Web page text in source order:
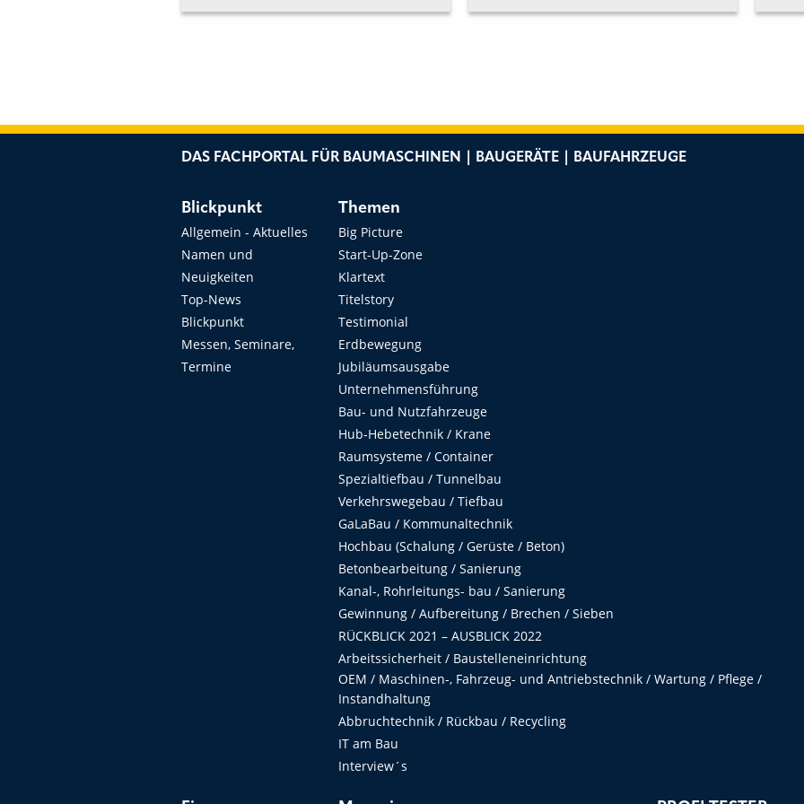
NEUEN HÄNDLER IN
DAS FACHPORTAL FÜR BAUMASCHINEN | BAUGERÄTE | BAUFAHRZEUGE
Blickpunkt
Allgemein - Aktuelles
Namen und
Neuigkeiten
Top-News
Blickpunkt
Messen, Seminare,
Termine
Themen
Big Picture
Start-Up-Zone
Klartext
Titelstory
Testimonial
Erdbewegung
Jubiläumsausgabe
Unternehmensführung
Bau- und Nutzfahrzeuge
Hub-Hebetechnik / Krane
Raumsysteme / Container
Spezialtiefbau / Tunnelbau
Verkehrswegebau / Tiefbau
GaLaBau / Kommunaltechnik
Hochbau (Schalung / Gerüste / Beton)
Betonbearbeitung / Sanierung
Kanal-, Rohrleitungs- bau / Sanierung
Gewinnung / Aufbereitung / Brechen / Sieben
RÜCKBLICK 2021 – AUSBLICK 2022
Arbeitssicherheit / Baustelleneinrichtung
OEM / Maschinen-, Fahrzeug- und Antriebstechnik / Wartung / Pflege /
Instandhaltung
Abbruchtechnik / Rückbau / Recycling
IT am Bau
Interview´s